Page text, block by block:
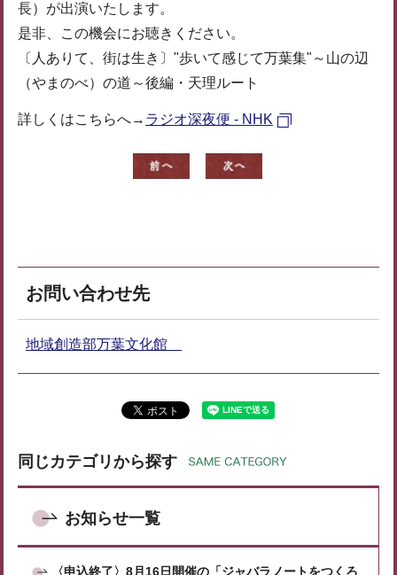
長）が出演いたします。
是非、この機会にお聴きください。
〔人ありて、街は生き〕"歩いて感じて万葉集"～山の辺
（やまのべ）の道～後編・天理ルート
詳しくはこちらへ→ ラジオ深夜便 - NHK
お問い合わせ先
地域創造部万葉文化館
同じカテゴリから探す
お知らせ一覧
〈申込終了〉8月16日開催の「ジャバラノートをつくろ